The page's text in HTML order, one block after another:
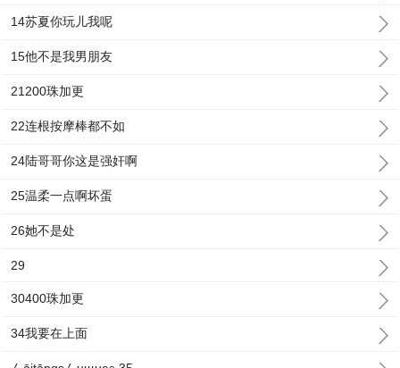
14苏夏你玩儿我呢
15他不是我男朋友
21200珠加更
22连根按摩棒都不如
24陆哥哥你这是强奸啊
25温柔一点啊坏蛋
26她不是处
29
30400珠加更
34我要在上面